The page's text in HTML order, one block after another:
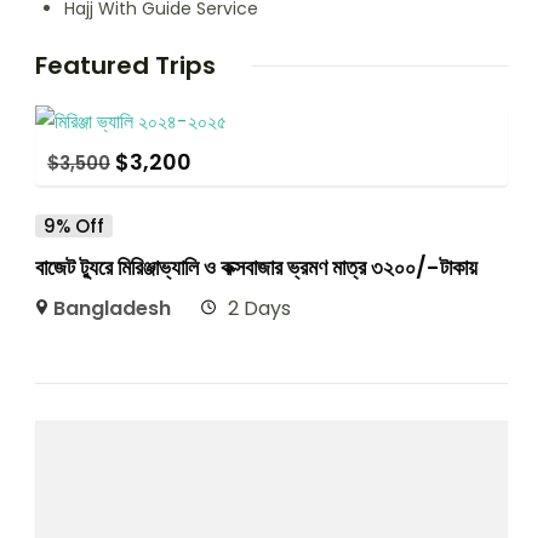
Hajj With Guide Service
Featured Trips
$3,500 $3,200
9% Off
বাজেট ট্যুরে মিরিঞ্জাভ্যালি ও কক্সবাজার ভ্রমণ মাত্র ৩২০০/-টাকায়
Bangladesh 2 Days